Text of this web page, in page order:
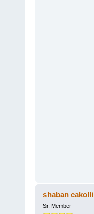
shaban cakolli
Sr. Member